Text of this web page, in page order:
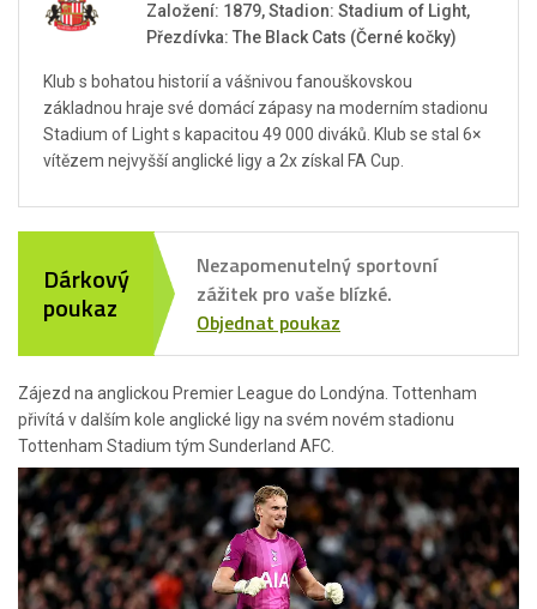
Zájezd na anglickou Premier League do Londýna. Tottenham
přivítá v dalším kole anglické ligy na svém novém stadionu
Tottenham Stadium tým Sunderland AFC.
Založení: 1879, Stadion: Stadium of Light,
Přezdívka: The Black Cats (Černé kočky)
Klub s bohatou historií a vášnivou fanouškovskou
základnou hraje své domácí zápasy na moderním stadionu
Stadium of Light s kapacitou 49 000 diváků. Klub se stal 6×
vítězem nejvyšší anglické ligy a 2x získal FA Cup.
Dárkový
poukaz
Nezapomenutelný sportovní
zážitek pro vaše blízké.
Objednat poukaz